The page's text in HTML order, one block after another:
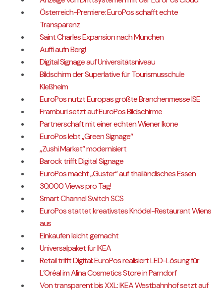
Österreich-Premiere: EuroPos schafft echte
Transparenz
Saint Charles Expansion nach München
Auffi aufn Berg!
Digital Signage auf Universitätsniveau
Bildschirm der Superlative für Tourismusschule
Kleßheim
EuroPos nutzt Europas größte Branchenmesse ISE
Framburi setzt auf EuroPos Bildschirme
Partnerschaft mit einer echten Wiener Ikone
EuroPos lebt „Green Signage“
„Zushi Market“ modernisiert
Barock trifft Digital Signage
EuroPos macht „Guster“ auf thailändisches Essen
30.000 Views pro Tag!
Smart Channel Switch SCS
EuroPos stattet kreativstes Knödel-Restaurant Wiens
aus
Einkaufen leicht gemacht
Universalpaket für IKEA
Retail trifft Digital: EuroPos realisiert LED-Lösung für
L’Oréal im Alina Cosmetics Store in Parndorf
Von transparent bis XXL: IKEA Westbahnhof setzt auf